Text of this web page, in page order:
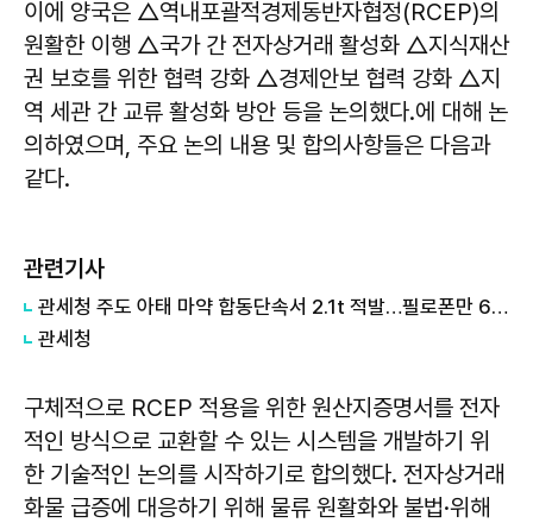
이에 양국은 △역내포괄적경제동반자협정(RCEP)의
원활한 이행 △국가 간 전자상거래 활성화 △지식재산
권 보호를 위한 협력 강화 △경제안보 협력 강화 △지
역 세관 간 교류 활성화 방안 등을 논의했다.에 대해 논
의하였으며, 주요 논의 내용 및 합의사항들은 다음과
같다.
관련기사
​​​​​​​관세청 주도 아태 마약 합동단속서 2.1t 적발…필로폰만 633kg
관세청
구체적으로 RCEP 적용을 위한 원산지증명서를 전자
적인 방식으로 교환할 수 있는 시스템을 개발하기 위
한 기술적인 논의를 시작하기로 합의했다. 전자상거래
화물 급증에 대응하기 위해 물류 원활화와 불법·위해